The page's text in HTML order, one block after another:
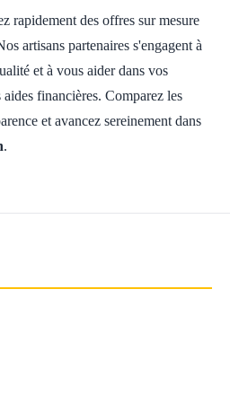
rapidement des offres sur mesure
artisans partenaires s'engagent à
et à vous aider dans vos
financières. Comparez les
et avancez sereinement dans
.